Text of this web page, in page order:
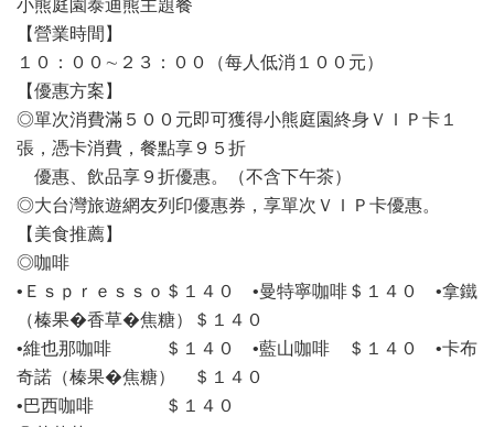
小熊庭園泰迪熊主題餐
【營業時間】
１０：００∼２３：００（每人低消１００元）
【優惠方案】
◎單次消費滿５００元即可獲得小熊庭園終身ＶＩＰ卡１
張，憑卡消費，餐點享９５折
優惠、飲品享９折優惠。（不含下午茶）
◎大台灣旅遊網友列印優惠券，享單次ＶＩＰ卡優惠。
【美食推薦】
◎咖啡
•Ｅｓｐｒｅｓｓｏ＄１４０ •曼特寧咖啡＄１４０ •拿鐵
（榛果�香草�焦糖）＄１４０
•維也那咖啡 ＄１４０ •藍山咖啡 ＄１４０ •卡布
奇諾（榛果�焦糖） ＄１４０
•巴西咖啡 ＄１４０